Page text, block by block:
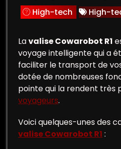
High-tech High-
Lavalise Cowarobot R1
voyage intelligente qui a
faciliter le transport de
dotée de nombreuses
pointe qui la rendent très
voyageurs.
Voici quelques-unes des
valise Cowarobot R1 :